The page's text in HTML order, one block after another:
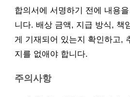
합의서에 서명하기 전에 내용
니다. 배상 금액, 지급 방식, 책
게 기재되어 있는지 확인하고,
지를 없애야 합니다.
주의사항